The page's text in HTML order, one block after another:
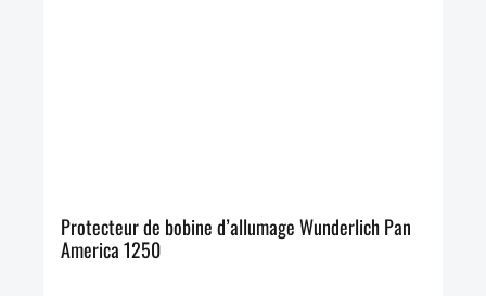
Protecteur de bobine d’allumage Wunderlich Pan
America 1250